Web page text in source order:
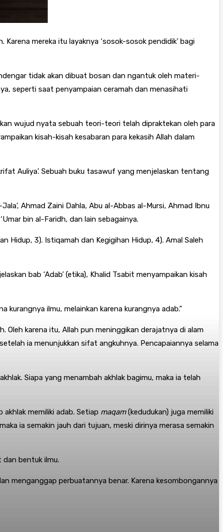
mereka itu layaknya ‘sosok-sosok pendidik’ bagi
tidak akan dibuat bosan dan ngantuk oleh materi-
seperti saat penyampaian ceramah dan menasihati
wujud nyata sebuah teori-teori telah dipraktekan oleh para
kisah-kisah kesabaran para kekasih Allah dalam
Auliya’. Sebuah buku tasawuf yang menjelaskan tentang
Ahmad Zaini Dahla, Abu al-Abbas al-Mursi, Ahmad Ibnu
bin al-Faridh, dan lain sebagainya.
Hidup, 3). Istiqamah dan Kegigihan Hidup, 4). Amal Saleh
bab ‘Adab’ (etika), Khalid Tsabit menyampaikan kisah
kurangnya ilmu, melainkan karena kurangnya adab.”
Oleh karena itu, Allah pun meninggikan derajatnya di alam
ia menunjukkan sifat angkuhnya. Pencapaiannya selama
Siapa yang menambah akhlak bagimu, maka ia telah
memiliki adab. Setiap maqam(kedudukan) juga memiliki
ia semakin jauh dari tujuan, meski dirinya merasa semakin
dan bentuk ilmu.
menganggap perbuatannya benar. Karena kesombongannya